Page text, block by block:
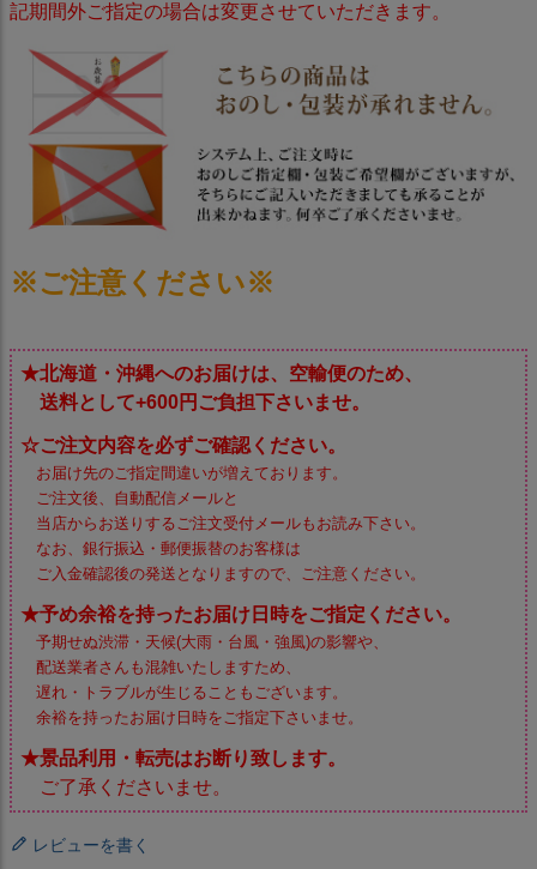
記期間外ご指定の場合は変更させていただきます。
※ご注意ください※
★北海道・沖縄へのお届けは、空輸便のため、
送料として+600円ご負担下さいませ。
☆ご注文内容を必ずご確認ください。
お届け先のご指定間違いが増えております。
ご注文後、自動配信メールと
当店からお送りするご注文受付メールもお読み下さい。
なお、銀行振込・郵便振替のお客様は
ご入金確認後の発送となりますので、ご注意ください。
★予め余裕を持ったお届け日時をご指定ください。
予期せぬ渋滞・天候(大雨・台風・強風)の影響や、
配送業者さんも混雑いたしますため、
遅れ・トラブルが生じることもございます。
余裕を持ったお届け日時をご指定下さいませ。
★景品利用・転売はお断り致します。
ご了承くださいませ。
レビューを書く